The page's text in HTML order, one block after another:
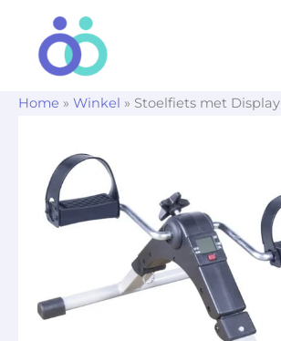
Home » Winkel » Stoelfiets met Display